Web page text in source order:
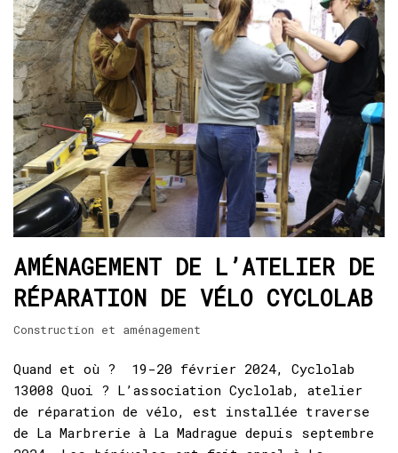
AMÉNAGEMENT DE L’ATELIER DE
RÉPARATION DE VÉLO CYCLOLAB
Construction et aménagement
Quand et où ? 19-20 février 2024, Cyclolab
13008 Quoi ? L’association Cyclolab, atelier
de réparation de vélo, est installée traverse
de La Marbrerie à La Madrague depuis septembre